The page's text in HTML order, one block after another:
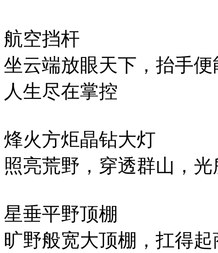
航空挡杆
坐云端放眼天下，抬手
人生尽在掌控
烽火方炬晶钻大灯
照亮荒野，穿透群山，
星垂平野顶棚
旷野般宽大顶棚，扛得